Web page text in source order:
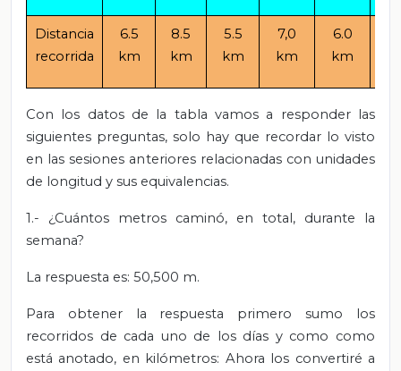
Distancia
recorrida
6.5
km
8.5
km
5.5
km
7,0
km
6.0
km
Con los datos de la tabla vamos a responder las
siguientes preguntas, solo hay que recordar lo visto
en las sesiones anteriores relacionadas con unidades
de longitud y sus equivalencias.
1.- ¿Cuántos metros caminó, en total, durante la
semana?
La respuesta es: 50,500 m.
Para obtener la respuesta primero sumo los
recorridos de cada uno de los días y como como
está anotado, en kilómetros: Ahora los convertiré a